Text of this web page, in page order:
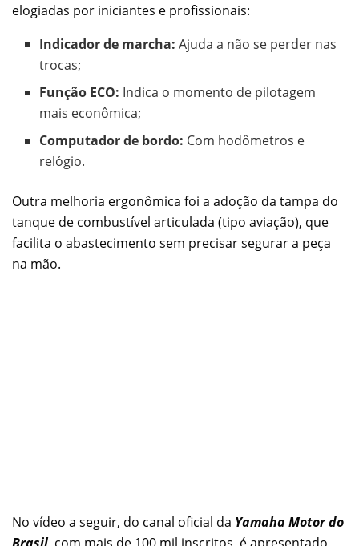
elogiadas por iniciantes e profissionais:
Indicador de marcha: Ajuda a não se perder nas
trocas;
Função ECO: Indica o momento de pilotagem
mais econômica;
Computador de bordo: Com hodômetros e
relógio.
Outra melhoria ergonômica foi a adoção da tampa do
tanque de combustível articulada (tipo aviação), que
facilita o abastecimento sem precisar segurar a peça
na mão.
No vídeo a seguir, do canal oficial da Yamaha Motor do